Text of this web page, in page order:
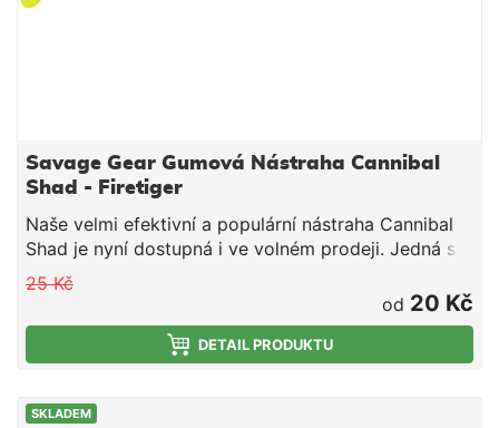
Savage Gear Gumová Nástraha Cannibal
Shad - Firetiger
Naše velmi efektivní a populární nástraha Cannibal
Shad je nyní dostupná i ve volném prodeji. Jedná se
o velmi univerzální a efektivní nástrahu na štiky,
okouny a candáty.
25 Kč
od 20 Kč
DETAIL PRODUKTU
SKLADEM